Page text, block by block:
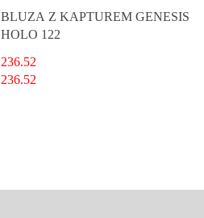
BLUZA Z KAPTUREM GENESIS
HOLO 122
236.52
236.52